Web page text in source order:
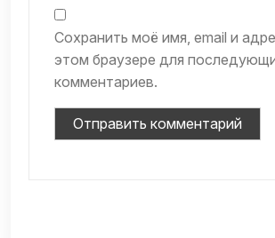
Сохранить моё имя, email и
этом браузере для
комментариев.